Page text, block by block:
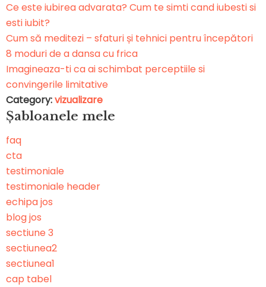
Ce este iubirea advarata? Cum te simti cand iubesti si
esti iubit?
Cum să meditezi – sfaturi și tehnici pentru începători
8 moduri de a dansa cu frica
Imagineaza-ti ca ai schimbat perceptiile si
convingerile limitative
Category:vizualizare
Șabloanele mele
faq
cta
testimoniale
testimoniale header
echipa jos
blog jos
sectiune 3
sectiunea2
sectiunea1
cap tabel